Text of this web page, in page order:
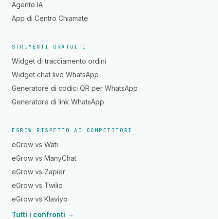
Agente IA
App di Centro Chiamate
STRUMENTI GRATUITI
Widget di tracciamento ordini
Widget chat live WhatsApp
Generatore di codici QR per WhatsApp
Generatore di link WhatsApp
EGROW RISPETTO AI COMPETITORI
eGrow vs Wati
eGrow vs ManyChat
eGrow vs Zapier
eGrow vs Twilio
eGrow vs Klaviyo
Tutti i confronti →